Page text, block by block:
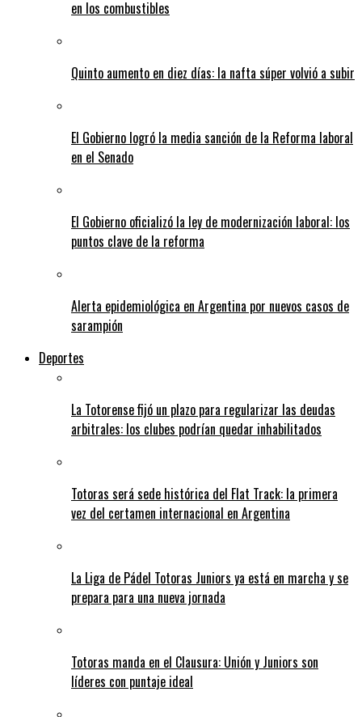
en los combustibles
Quinto aumento en diez días: la nafta súper volvió a subir
El Gobierno logró la media sanción de la Reforma laboral
en el Senado
El Gobierno oficializó la ley de modernización laboral: los
puntos clave de la reforma
Alerta epidemiológica en Argentina por nuevos casos de
sarampión
Deportes
La Totorense fijó un plazo para regularizar las deudas
arbitrales: los clubes podrían quedar inhabilitados
Totoras será sede histórica del Flat Track: la primera
vez del certamen internacional en Argentina
La Liga de Pádel Totoras Juniors ya está en marcha y se
prepara para una nueva jornada
Totoras manda en el Clausura: Unión y Juniors son
líderes con puntaje ideal